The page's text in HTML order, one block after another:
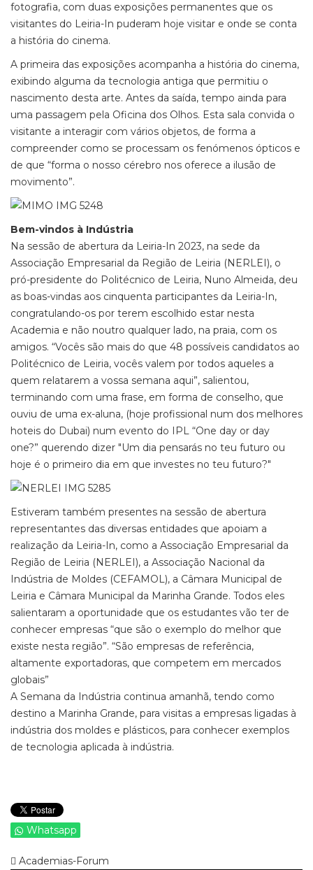
fotografia, com duas exposições permanentes que os
visitantes do Leiria-In puderam hoje visitar e onde se conta
a história do cinema.
A primeira das exposições acompanha a história do cinema,
exibindo alguma da tecnologia antiga que permitiu o
nascimento desta arte. Antes da saída, tempo ainda para
uma passagem pela Oficina dos Olhos. Esta sala convida o
visitante a interagir com vários objetos, de forma a
compreender como se processam os fenómenos ópticos e
de que “forma o nosso cérebro nos oferece a ilusão de
movimento”.
Bem-vindos à Indústria
Na sessão de abertura da Leiria-In 2023, na sede da
Associação Empresarial da Região de Leiria (NERLEI), o
pró-presidente do Politécnico de Leiria, Nuno Almeida, deu
as boas-vindas aos cinquenta participantes da Leiria-In,
congratulando-os por terem escolhido estar nesta
Academia e não noutro qualquer lado, na praia, com os
amigos. “Vocês são mais do que 48 possíveis candidatos ao
Politécnico de Leiria, vocês valem por todos aqueles a
quem relatarem a vossa semana aqui”, salientou,
terminando com uma frase, em forma de conselho, que
ouviu de uma ex-aluna, (hoje profissional num dos melhores
hoteis do Dubai) num evento do IPL “One day or day
one?” querendo dizer "Um dia pensarás no teu futuro ou
hoje é o primeiro dia em que investes no teu futuro?"
Estiveram também presentes na sessão de abertura
representantes das diversas entidades que apoiam a
realização da Leiria-In, como a Associação Empresarial da
Região de Leiria (NERLEI), a Associação Nacional da
Indústria de Moldes (CEFAMOL), a Câmara Municipal de
Leiria e Câmara Municipal da Marinha Grande. Todos eles
salientaram a oportunidade que os estudantes vão ter de
conhecer empresas “que são o exemplo do melhor que
existe nesta região”. “São empresas de referência,
altamente exportadoras, que competem em mercados
globais”
A Semana da Indústria continua amanhã, tendo como
destino a Marinha Grande, para visitas a empresas ligadas à
indústria dos moldes e plásticos, para conhecer exemplos
de tecnologia aplicada à indústria.
Whatsapp
Academias-Forum